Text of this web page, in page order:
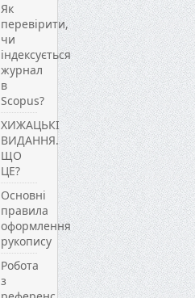
Як
перевірити,
чи
індексується
журнал
в
Scopus?
ХИЖАЦЬКІ
ВИДАННЯ.
ЩО
ЦЕ?
Основні
правила
оформлення
рукопису
Робота
з